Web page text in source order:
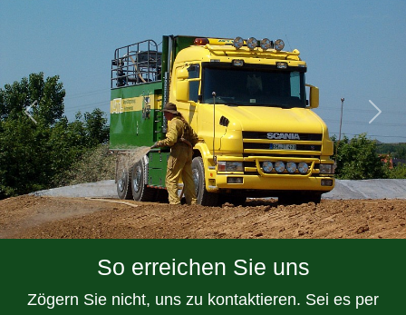
So erreichen Sie uns
Zögern Sie nicht, uns zu kontaktieren. Sei es per